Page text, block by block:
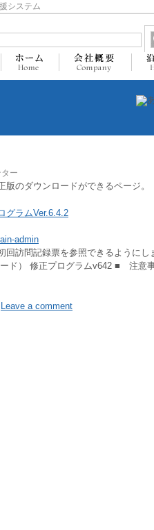
システム
ー
のダウンロードができるページ。
グラムVer.6.4.2
admin
回訪問記録票を参照できるように
ード） 修正プログラムv642 ■
Leave a comment